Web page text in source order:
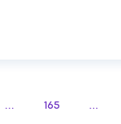
... 165 ...